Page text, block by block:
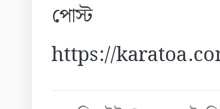
https://